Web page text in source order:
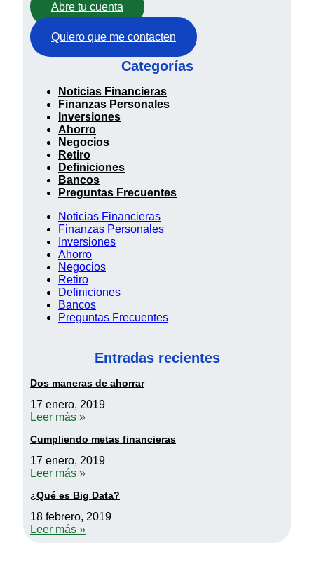
Abre tu cuenta
Quiero que me contacten
Categorías
Noticias Financieras
Finanzas Personales
Inversiones
Ahorro
Negocios
Retiro
Definiciones
Bancos
Preguntas Frecuentes
Noticias Financieras
Finanzas Personales
Inversiones
Ahorro
Negocios
Retiro
Definiciones
Bancos
Preguntas Frecuentes
Entradas recientes
Dos maneras de ahorrar
17 enero, 2019
Leer más »
Cumpliendo metas financieras
17 enero, 2019
Leer más »
¿Qué es Big Data?
18 febrero, 2019
Leer más »